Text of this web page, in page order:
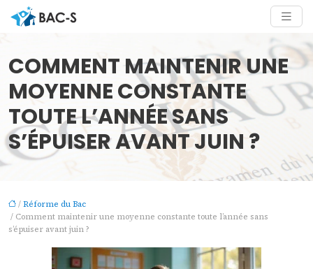
COMMENT MAINTENIR UNE
MOYENNE CONSTANTE
TOUTE L’ANNÉE SANS
S’ÉPUISER AVANT JUIN ?
/ Réforme du Bac
/ Comment maintenir une moyenne constante toute l’année sans
s’épuiser avant juin ?